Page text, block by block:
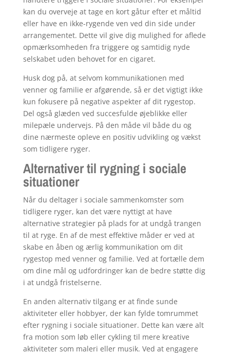
kan du overveje at tage en kort gåtur efter et måltid
eller have en ikke-rygende ven ved din side under
arrangementet. Dette vil give dig mulighed for aflede
opmærksomheden fra triggere og samtidig nyde
selskabet uden behovet for en cigaret.
Husk dog på, at selvom kommunikationen med
venner og familie er afgørende, så er det vigtigt ikke
kun fokusere på negative aspekter af dit rygestop.
Del også glæden ved succesfulde øjeblikke eller
milepæle undervejs. På den måde vil både du og
dine nærmeste opleve en positiv udvikling og vækst
som tidligere ryger.
Alternativer til rygning i sociale
situationer
Når du deltager i sociale sammenkomster som
tidligere ryger, kan det være nyttigt at have
alternative strategier på plads for at undgå trangen
til at ryge. En af de mest effektive måder er ved at
skabe en åben og ærlig kommunikation om dit
rygestop med venner og familie. Ved at fortælle dem
om dine mål og udfordringer kan de bedre støtte dig
i at undgå fristelserne.
En anden alternativ tilgang er at finde sunde
aktiviteter eller hobbyer, der kan fylde tomrummet
efter rygning i sociale situationer. Dette kan være alt
fra motion som løb eller cykling til mere kreative
aktiviteter som maleri eller musik. Ved at engagere